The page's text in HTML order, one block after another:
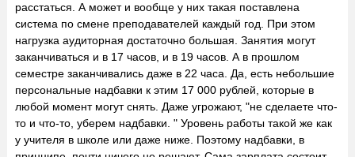
расстаться. А может и вообще у них такая поставлена
система по смене преподавателей каждый год. При этом
нагрузка аудиторная достаточно большая. Занятия могут
заканчиваться и в 17 часов, и в 19 часов. А в прошлом
семестре заканчивались даже в 22 часа. Да, есть небольшие
персональные надбавки к этим 17 000 рублей, которые в
любой момент могут снять. Даже угрожают, "не сделаете что-
то и что-то, уберем надбавки. " Уровень работы такой же как
у учителя в школе или даже ниже. Поэтому надбавки, в